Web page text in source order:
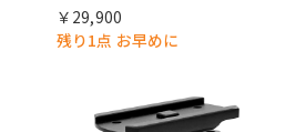
￥29,900
残り1点 お早めに